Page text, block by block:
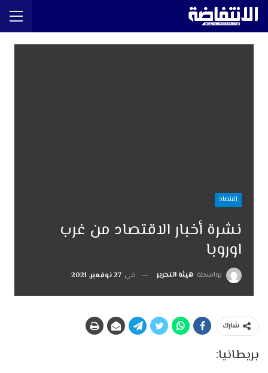
اقتصاد
نشرة أخبار الاقتصاد من غرب
اوروبا
بواسطة هيئة التحرير في 27 نوفمبر, 2021
شارك
بريطانيا: